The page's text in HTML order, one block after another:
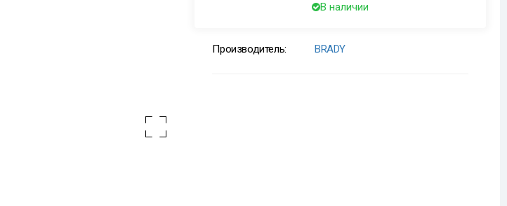
В наличии
Производитель: BRADY